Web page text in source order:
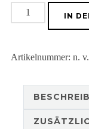
Unisex-
Kapuzenpullover
IN
Artikelnummer: n. v.